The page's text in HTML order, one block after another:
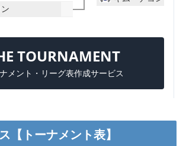
【トーナメント表】